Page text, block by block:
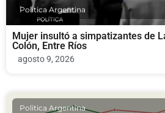
Politica Argentina
Mujer insultó a simpatizantes de
Colón, Entre Ríos
agosto 9, 2026
Politica Argentina